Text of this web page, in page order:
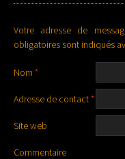
Votre adresse de
obligatoires sont indiqués
Nom *
Adresse de contact*
Site web
Commentaire